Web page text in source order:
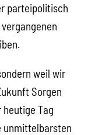
parteipolitisch
weil wir
Sorgen
Tag
unmittelbarsten